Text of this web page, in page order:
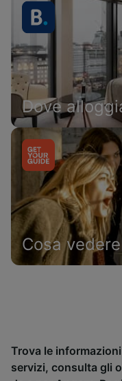
Dove
Cosa vedere
Trova le
servizi, consulta gli